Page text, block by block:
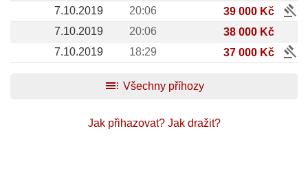
7.10.2019
20:06 39 000 Kč gavel
7.10.2019 20:06
38 000 Kč
7.10.2019
18:29 37 000 Kč
gavel
toc Všechny příhozy
Jak přihazovat? Jak dražit?